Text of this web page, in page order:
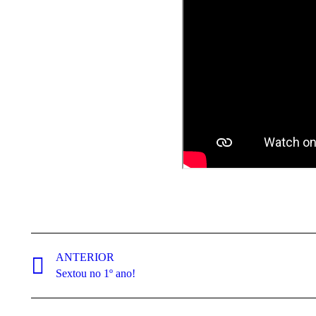
de
post:
ANTERIOR
Post
Sextou no 1º ano!